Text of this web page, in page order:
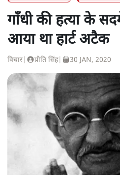
गाँधी की हत्या के
आया था हार्ट अटैक
विचार प्रीति सिंह| 30 JAN, 2020